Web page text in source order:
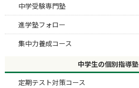
中学受験専門塾
進学塾フォロー
集中力養成コース
中学生の個別指導塾
定期テスト対策コース